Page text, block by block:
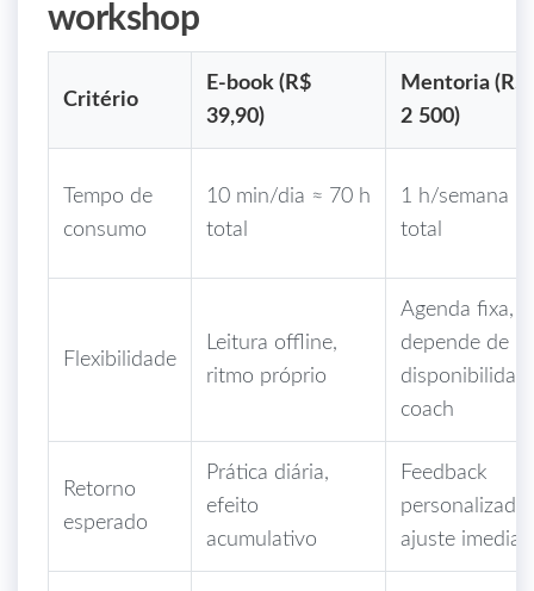
workshop
Critério
E‑book (R$
39,90)
Mentoria (R$
2 500)
Tempo de
consumo
10 min/dia ≈ 70 h
total
1 h/semana ≈
total
Flexibilidade
Leitura offline,
ritmo próprio
Agenda fixa,
depende de
coach
Retorno
esperado
Prática diária,
efeito
acumulativo
Feedback
personalizado,
ajuste